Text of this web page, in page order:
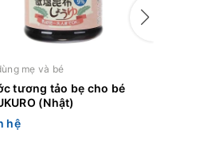
mẹ và bé
tương tảo bẹ cho bé
(Nhật)
hệ